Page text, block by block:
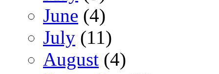
June (4)
July (11)
August (4)